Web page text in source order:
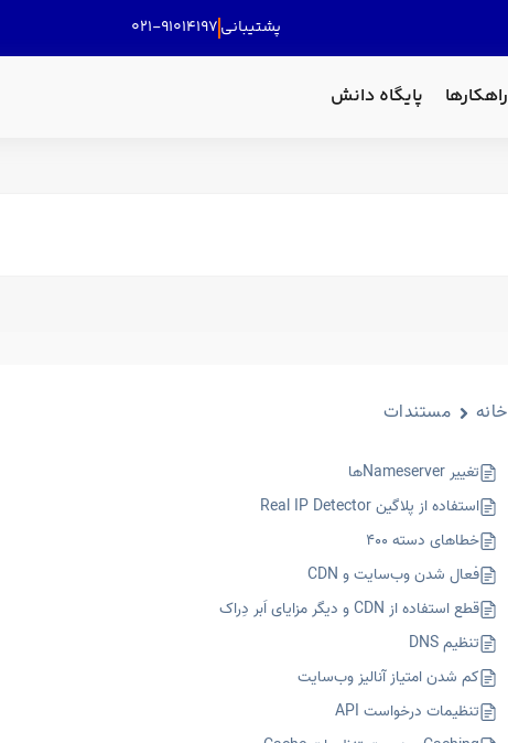
پشتیبانی۰۲۱-۹۱۰۱۴۱۹۷
راهکارها پایگاه دانش
خانه مستندات
تغییر Nameserverها
استفاده از پلاگین Real IP Detector
خطاهای دسته ۴۰۰
فعال شدن وب‌سایت و CDN
قطع استفاده از CDN و دیگر مزایای اَبر دِراک
تنظیم DNS
کم شدن امتیاز آنالیز وب‌سایت
تنظیمات درخواست API